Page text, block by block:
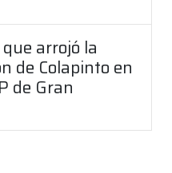
arrojó la
de Colapinto en
de Gran